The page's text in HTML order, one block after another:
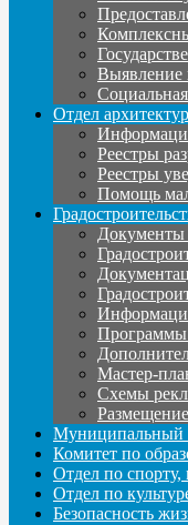
Выявление
Отдел
Реестры
Реестры
Помощь
Документы
Программы
Мастер-
Схемы
Муниципальный
Комитет по
Отдел по
Отдел по
Безопасность